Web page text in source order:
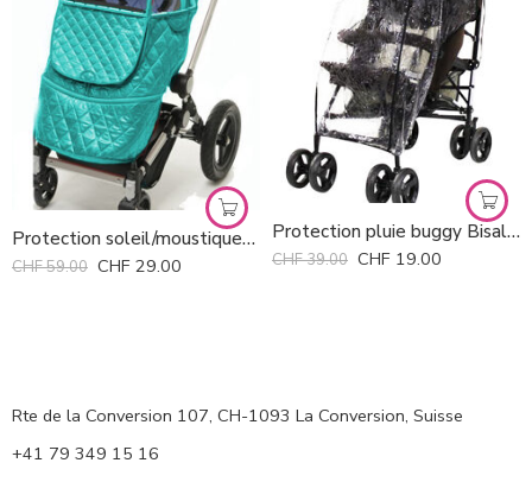
Protection soleil/moustiques pour poussette Luxury Vivid MANITO *
CHF59.00 CHF 29.00
Protection pluie buggy Bisal *
CHF39.00 CHF 19.00
Rte de la Conversion 107, CH-1093 La Conversion, Suisse
+41 79 349 15 16